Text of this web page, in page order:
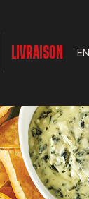
LIVRAISON EN